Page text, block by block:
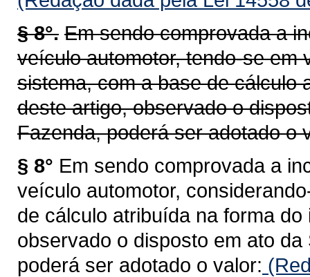
§ 8°. Em sendo comprovada a
veículo automotor, tendo-se em
sistema, com a base de
deste artigo, observado o
Fazenda, poderá ser adotado o
§ 8° Em sendo comprovada a
veículo automotor,
de cálculo atribuída na forma
observado o disposto em ato
poderá ser adotado o valor: